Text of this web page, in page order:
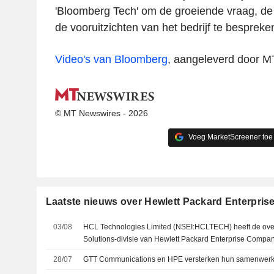
'Bloomberg Tech' om de groeiende vraag,
de vooruitzichten van het bedrijf te
Video's van Bloomberg, aangeleverd door
© MT Newswires - 2026
Voeg MarketScreener
Laatste nieuws over Hewlett Packard
03/08
HCL Technologies Limited (NSEI:HCLTECH) heeft de
Solutions-divisie van Hewlett Packard Enterprise
28/07 GTT Communications en HPE versterken hun